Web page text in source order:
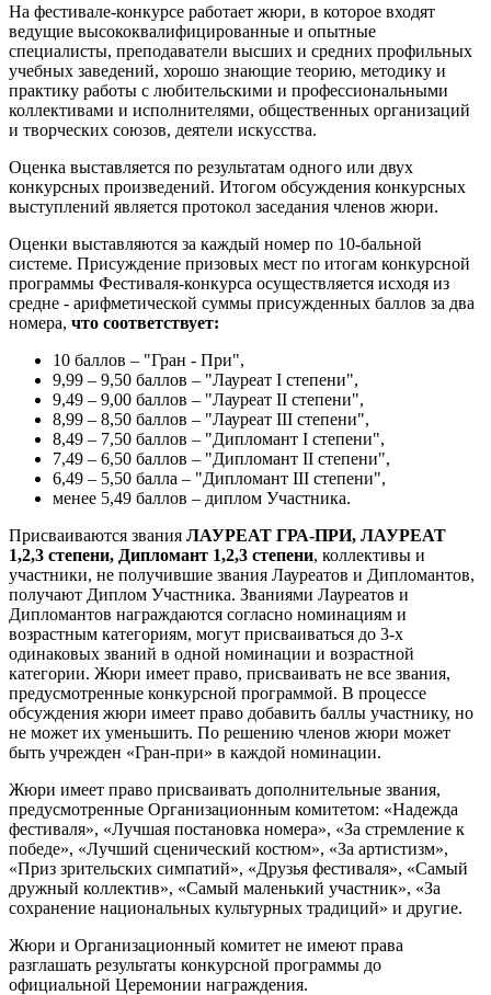
На фестивале-конкурсе работает жюри, в которое входят
ведущие высококвалифицированные и опытные
специалисты, преподаватели высших и средних профильных
учебных заведений, хорошо знающие теорию, методику и
практику работы с любительскими и профессиональными
коллективами и исполнителями, общественных организаций
и творческих союзов, деятели искусства.
Оценка выставляется по результатам одного или двух
конкурсных произведений. Итогом обсуждения конкурсных
выступлений является протокол заседания членов жюри.
Оценки выставляются за каждый номер по 10-бальной
системе. Присуждение призовых мест по итогам конкурсной
программы Фестиваля-конкурса осуществляется исходя из
средне - арифметической суммы присужденных баллов за два
номера, что соответствует:
10 баллов – "Гран - При",
9,99 – 9,50 баллов – "Лауреат I степени",
9,49 – 9,00 баллов – "Лауреат II степени",
8,99 – 8,50 баллов – "Лауреат III степени",
8,49 – 7,50 баллов – "Дипломант I степени",
7,49 – 6,50 баллов – "Дипломант II степени",
6,49 – 5,50 балла – "Дипломант III степени",
менее 5,49 баллов – диплом Участника.
Присваиваются звания ЛАУРЕАТ ГРА-ПРИ, ЛАУРЕАТ
1,2,3 степени, Дипломант 1,2,3 степени, коллективы и
участники, не получившие звания Лауреатов и Дипломантов,
получают Диплом Участника. Званиями Лауреатов и
Дипломантов награждаются согласно номинациям и
возрастным категориям, могут присваиваться до 3-х
одинаковых званий в одной номинации и возрастной
категории. Жюри имеет право, присваивать не все звания,
предусмотренные конкурсной программой. В процессе
обсуждения жюри имеет право добавить баллы участнику, но
не может их уменьшить. По решению членов жюри может
быть учрежден «Гран-при» в каждой номинации.
Жюри имеет право присваивать дополнительные звания,
предусмотренные Организационным комитетом: «Надежда
фестиваля», «Лучшая постановка номера», «За стремление к
победе», «Лучший сценический костюм», «За артистизм»,
«Приз зрительских симпатий», «Друзья фестиваля», «Самый
дружный коллектив», «Самый маленький участник», «За
сохранение национальных культурных традиций» и другие.
Жюри и Организационный комитет не имеют права
разглашать результаты конкурсной программы до
официальной Церемонии награждения.